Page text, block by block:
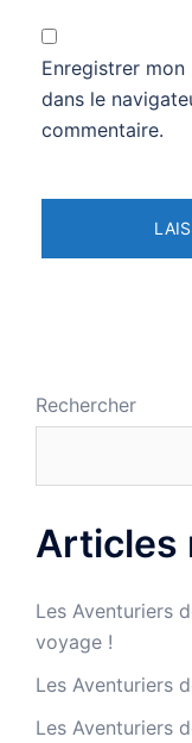
Enregistrer
dans le
commentaire.
Rechercher
Articles
Les Aventuriers
voyage !
Les Aventuriers
Les Aventuriers